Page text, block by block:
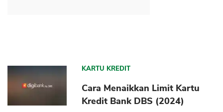
KARTU KREDIT
Cara Menaikkan Limit Kartu
Kredit Bank DBS (2024)